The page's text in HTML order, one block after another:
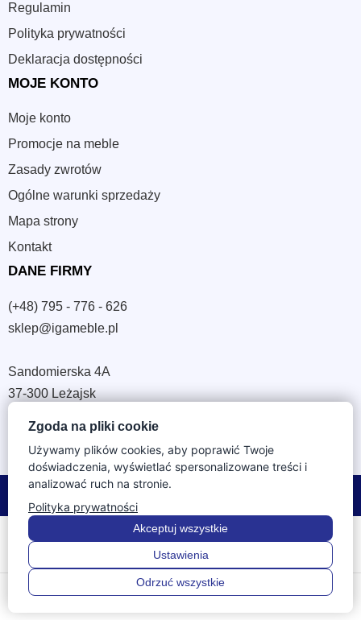
Regulamin
Polityka prywatności
Deklaracja dostępności
MOJE KONTO
Moje konto
Promocje na meble
Zasady zwrotów
Ogólne warunki sprzedaży
Mapa strony
Kontakt
DANE FIRMY
(+48) 795 - 776 - 626
sklep@igameble.pl
Sandomierska 4A
37-300 Leżajsk
REGON: 180933172
Zgoda na pliki cookie
Używamy plików cookies, aby poprawić Twoje
doświadczenia, wyświetlać spersonalizowane treści i
analizować ruch na stronie.
Polityka prywatności
Ustawienia
Odrzuć wszystkie
Akceptuj wszystkie